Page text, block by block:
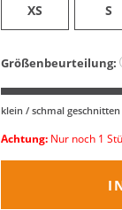
XS S
Größenbeurteilung:
klein / schmal geschnitten
Achtung: Nur noch 1